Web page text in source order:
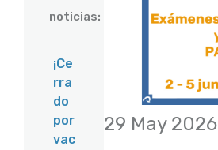
noticias:
¡Ce
rra
do
por
vac
29 May 2026